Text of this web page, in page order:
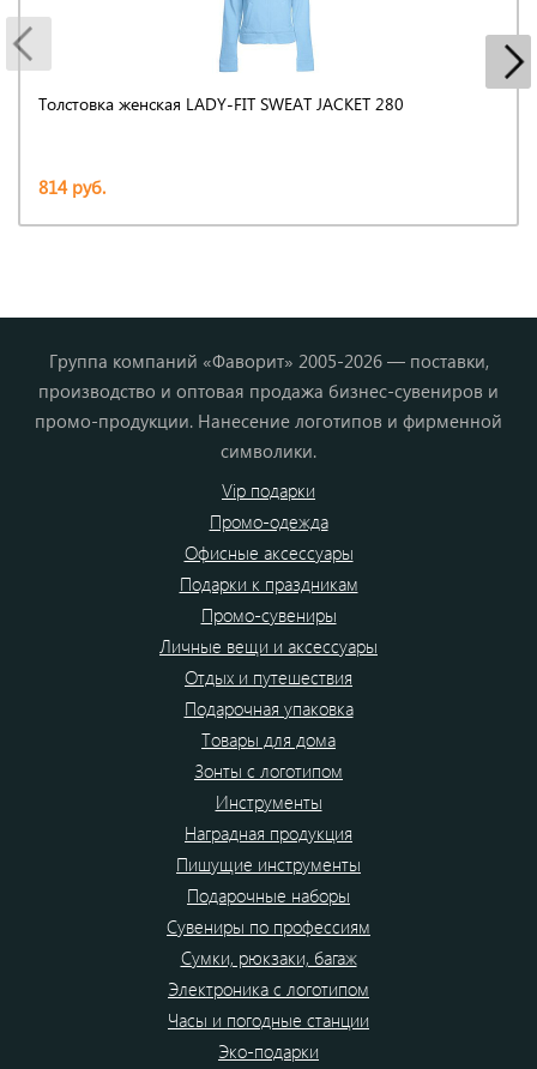
Толстовка женская LADY-FIT SWEAT JACKET 280
814 руб.
Группа компаний «Фаворит» 2005-2026 — поставки,
производство и оптовая продажа бизнес-сувениров и
промо-продукции. Нанесение логотипов и фирменной
символики.
Vip подарки
Промо-одежда
Офисные аксессуары
Подарки к праздникам
Промо-сувениры
Личные вещи и аксессуары
Отдых и путешествия
Подарочная упаковка
Товары для дома
Зонты с логотипом
Инструменты
Наградная продукция
Пишущие инструменты
Подарочные наборы
Сувениры по профессиям
Сумки, рюкзаки, багаж
Электроника с логотипом
Часы и погодные станции
Эко-подарки